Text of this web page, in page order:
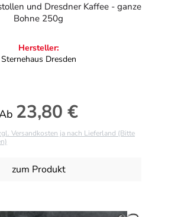
und Dresdner Kaffee - ganze
Bohne 250g
Hersteller:
Sternehaus Dresden
Preis:
23,80 €
Versandkosten ja nach Lieferland (Bitte
zum Produkt